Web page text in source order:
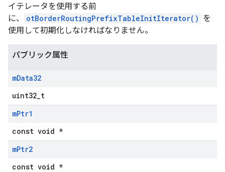
イテレータを使用する前
に、
otBorderRoutingPrefixTableInitIterator() を
使用して初期化しなければなりません。
パブリック属性
mData32
uint32_t
mPtr1
const void *
mPtr2
const void *